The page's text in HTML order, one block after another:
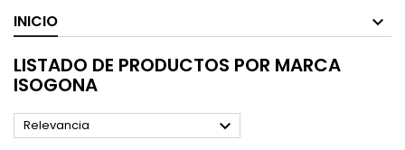
INICIO
LISTADO DE PRODUCTOS POR MARCA
ISOGONA
Relevancia 